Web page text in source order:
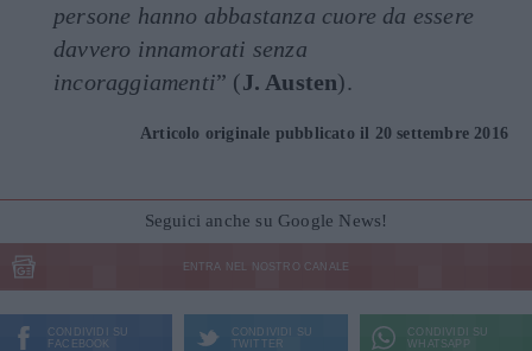
persone hanno abbastanza cuore da essere
davvero innamorati senza
incoraggiamenti” (J. Austen).
Articolo originale pubblicato il 20 settembre 2016
Seguici anche su Google News!
ENTRA NEL NOSTRO CANALE
CONDIVIDI SU
FACEBOOK
CONDIVIDI SU
TWITTER
CONDIVIDI SU
WHATSAPP